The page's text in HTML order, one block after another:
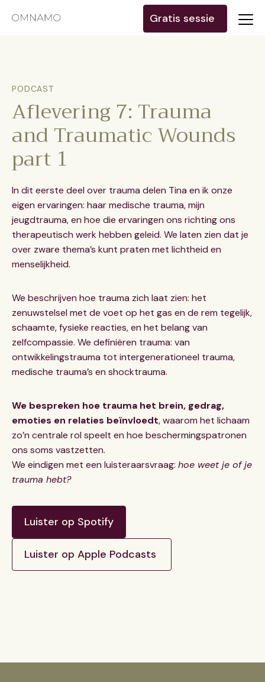
Gratis sessie
PODCAST
Aflevering 7: Trauma
and Traumatic Wounds
part 1
In dit eerste deel over trauma delen Tina en ik onze
eigen ervaringen: haar medische trauma, mijn
jeugdtrauma, en hoe die ervaringen ons richting ons
therapeutisch werk hebben geleid. We laten zien dat je
over zware thema’s kunt praten met lichtheid en
menselijkheid.
We beschrijven hoe trauma zich laat zien: het
zenuwstelsel met de voet op het gas en de rem tegelijk,
schaamte, fysieke reacties, en het belang van
zelfcompassie. We definiëren trauma: van
ontwikkelings­trauma tot intergenerationeel trauma,
medische trauma’s en shocktrauma.
We bespreken hoe trauma het brein, gedrag,
emoties en relaties beïnvloedt, waarom het lichaam
zo’n centrale rol speelt en hoe beschermingspatronen
ons soms vastzetten.
We eindigen met een luisteraarsvraag: hoe weet je of je
trauma hebt?
Luister op Spotify
Luister op Apple Podcasts